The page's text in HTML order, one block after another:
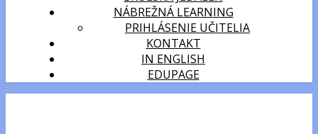
NÁBREŽNÁ LEARNING
PRIHLÁSENIE UČITELIA
KONTAKT
IN ENGLISH
EDUPAGE